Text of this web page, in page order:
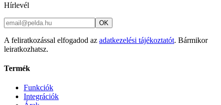
Hírlevél
OK
A feliratkozással elfogadod az adatkezelési tájékoztatót. Bármikor
leiratkozhatsz.
Termék
Funkciók
Integrációk